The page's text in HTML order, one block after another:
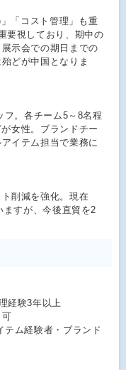
「コスト管理」も重
要視しており、期中の
示会での期日までの
どが中国となりま
。各チーム5～8名程
女性。ブランドチー
イテム担当で業務に
削減を強化。現在
すが、今後直貿を2
経験3年以上
ム経験者・ブランド